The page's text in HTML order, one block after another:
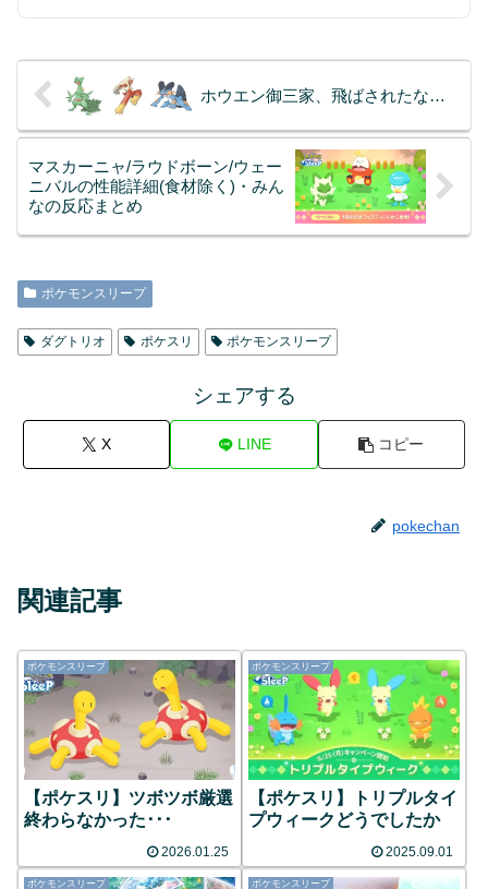
ホウエン御三家、飛ばされたな…
マスカーニャ/ラウドボーン/ウェー
ニバルの性能詳細(食材除く)・みん
なの反応まとめ
ポケモンスリープ
ダグトリオ ポケスリ ポケモンスリープ
シェアする
X LINE コピー
pokechan
関連記事
ポケモンスリープ
【ポケスリ】ツボツボ厳選
終わらなかった･･･
2026.01.25
ポケモンスリープ
【ポケスリ】トリプルタイ
プウィークどうでしたか
2025.09.01
ポケモンスリープ ポケモンスリープ